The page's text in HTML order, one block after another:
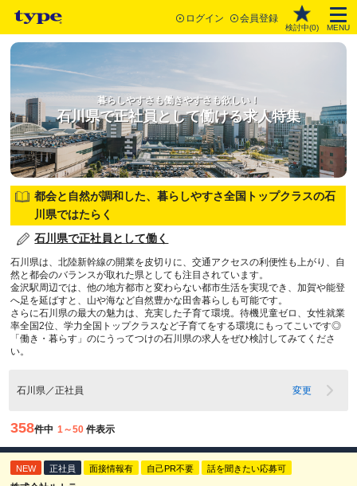
ログイン 会員登録
検討中(0) MENU
暮らしやすさも働きやすさも欲しい！
石川県で正社員として働ける求人特集
都会と自然が調和した、暮らしやすさ全国トップクラスの石
川県ではたらく
石川県で正社員として働く
石川県は、北陸新幹線の開業を皮切りに、交通アクセスの利便性も上がり、自
然と都会のバランスが取れた県としても注目されています。
金沢駅周辺では、他の地方都市と変わらない都市生活を実現でき、加賀や能登
へ足を延ばすと、山や海など自然豊かな田舎暮らしも可能です。
さらに石川県の最大の魅力は、充実した子育て環境。待機児童ゼロ、女性就業
率全国2位、学力全国トップクラスなど子育てをする環境にもってこいです◎
「働き・暮らす」のにうってつけの石川県の求人をぜひ検討してみてくださ
い。
石川県／正社員 変更
358件中 1～50 件表示
NEW 正社員 面接情報有 自己PR不要 話を聞きたい応募可